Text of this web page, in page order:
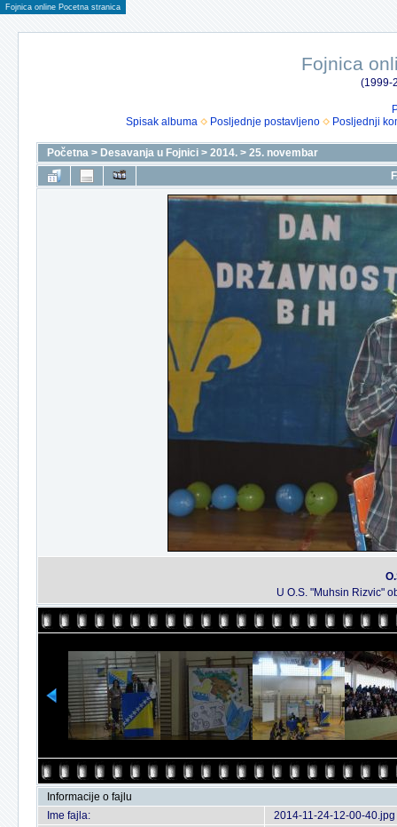
Fojnica online Pocetna stranica
Fojnica
(1999-
Spisak albuma
Posljednje postavljeno Posljednji
Početna > Desavanja u Fojnici > 2014. > 25. novembar
U O.S. "Muhsin Rizvic"
Informacije o fajlu
Ime fajla:
2014-11-24-12-00-40.jpg